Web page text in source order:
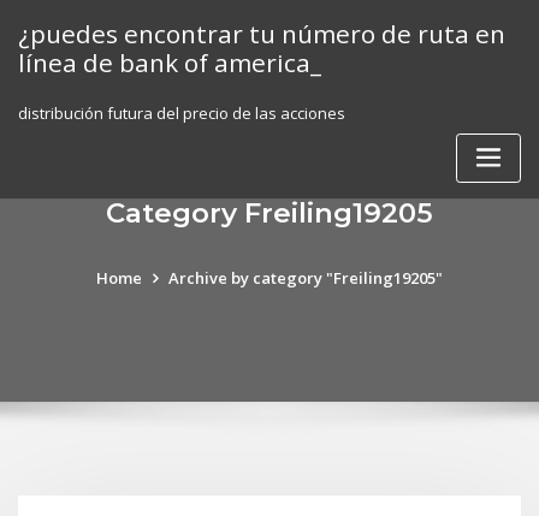
content
¿puedes encontrar tu número de ruta en
línea de bank of america_
distribución futura del precio de las acciones
Category Freiling19205
Home Archive by category "Freiling19205"